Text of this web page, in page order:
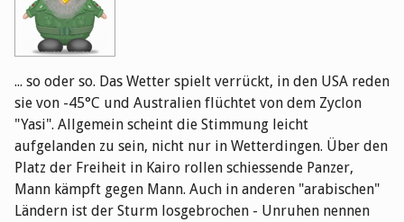
... so oder so. Das Wetter spielt verrückt, in den USA reden
sie von -45°C und Australien flüchtet von dem Zyclon
"Yasi". Allgemein scheint die Stimmung leicht
aufgelanden zu sein, nicht nur in Wetterdingen. Über den
Platz der Freiheit in Kairo rollen schiessende Panzer,
Mann kämpft gegen Mann. Auch in anderen "arabischen"
Ländern ist der Sturm losgebrochen - Unruhen nennen